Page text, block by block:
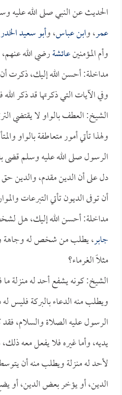
الحديث عن النبي صلى الله عليه
عمر، وابن عباس، وأبو سعيد
وأم المؤمنينعائشةرضي الله
مداخلة: أحسن الله إليك، ذكرت
وفي الآيات التي ذكرتها قد ذكر
الشيخ: العطف بالواو لا يقتضي
ولهذا تأتي أمور متعاطفة بالواو
الرسول صلى الله عليه وسلم قضى
دل على أن الدين مقدم، والدين
أن توفى الديون تأتي التبرعات
مداخلة: أحسن الله إليك، هل
جابر، يطلب من شخص له وجاهة
مثلاً الغرماء؟
الشيخ: كونه يشفع أحد له منزلة ما
ويطلب منه الدعاء بالبركة
الرسول عليه الصلاة والسلام، فقد
يديه، وأما غيره فلا يفعل معه
لأحد له منزلة ويطلب منه أن
الدين، أو يؤخر بعض الدين، أو